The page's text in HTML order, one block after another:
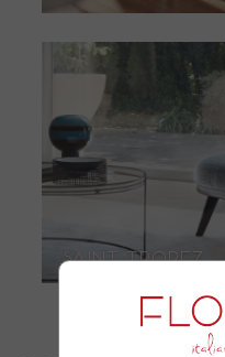
saint tropez